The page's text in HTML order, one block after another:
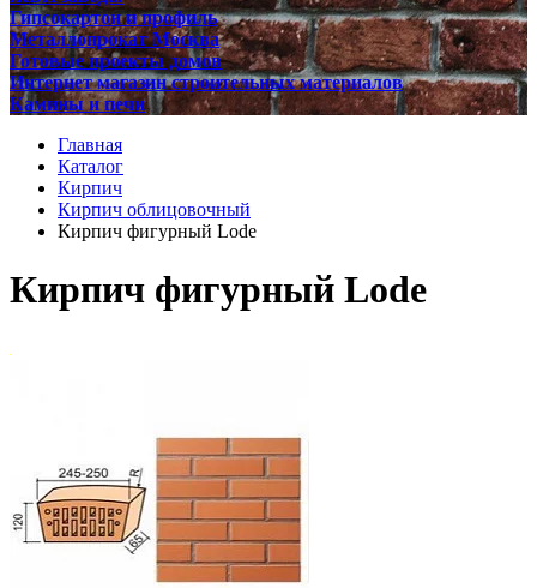
Гипсокартон и профиль
Металлопрокат Москва
Готовые проекты домов
Интернет магазин строительных материалов
Камины и печи
Главная
Каталог
Кирпич
Кирпич облицовочный
Кирпич фигурный Lode
Кирпич фигурный Lode